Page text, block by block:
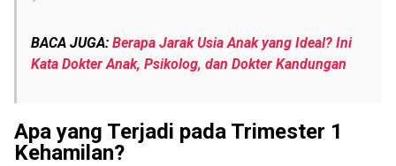
BACA JUGA: Berapa Jarak Usia Anak yang Ideal? Ini
Kata Dokter Anak, Psikolog, dan Dokter Kandungan
Apa yang Terjadi pada Trimester 1
Kehamilan?